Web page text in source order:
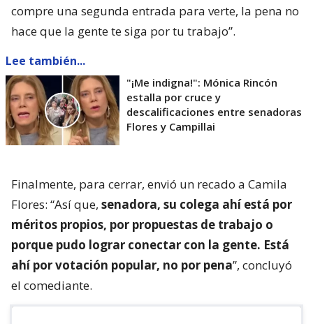
compre una segunda entrada para verte, la pena no
hace que la gente te siga por tu trabajo”.
Lee también...
"¡Me indigna!": Mónica Rincón
estalla por cruce y
descalificaciones entre senadoras
Flores y Campillai
Finalmente, para cerrar, envió un recado a Camila
Flores: “Así que, senadora, su colega ahí está por
méritos propios, por propuestas de trabajo o
porque pudo lograr conectar con la gente. Está
ahí por votación popular, no por pena”, concluyó
el comediante.